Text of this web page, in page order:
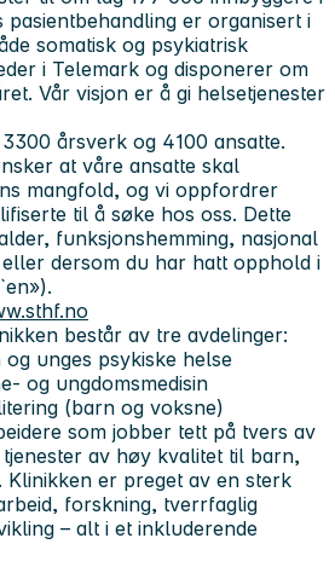
er organisert i
somatisk og psykiatrisk
i Telemark og disponerer om
Vår visjon er å gi helsetjenester
årsverk og 4100 ansatte.
at våre ansatte skal
mangfold, og vi oppfordrer
til å søke hos oss. Dette
funksjonshemming, nasjonal
dersom du har hatt opphold i
består av tre avdelinger:
unges psykiske helse
og ungdomsmedisin
(barn og voksne)
som jobber tett på tvers av
av høy kvalitet til barn,
Klinikken er preget av en sterk
forskning, tverrfaglig
– alt i et inkluderende